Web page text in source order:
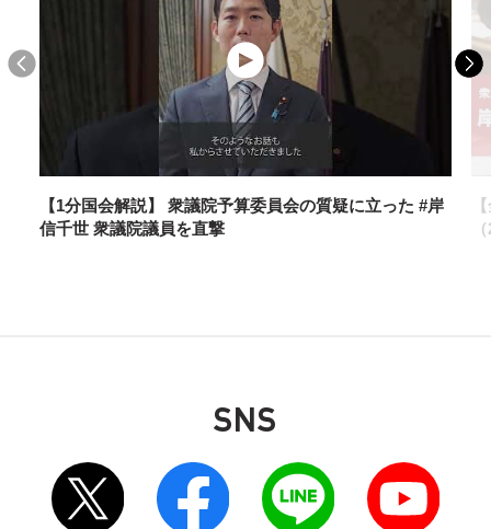
三三青年会が党本部を訪問
会」（11月18日）
【1分国会解説】 衆議院予算委員会の質疑に立った #岸
信千世 衆議院議員を直撃
SNS
別ウィンドウリンク別ウィンドウリンク別ウィンドウリンク別ウィンドウリンク